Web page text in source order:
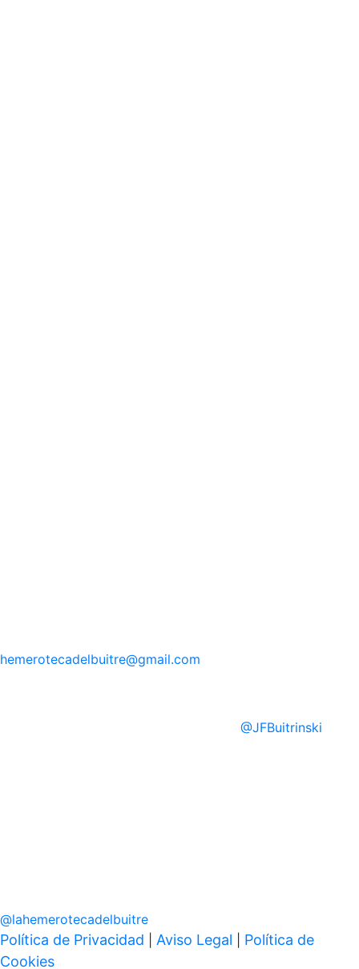
hemerotecadelbuitre@gmail.com
@JFBuitrinski
@lahemerotecadelbuitre
Política de Privacidad Aviso Legal
Política de
Cookies